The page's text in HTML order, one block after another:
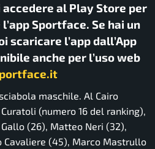
al Play Store per
Sportface. Se hai un
scaricare l’app dall’App
anche per l’uso web
maschile. Al Cairo
(numero 16 del ranking),
(26), Matteo Neri (32),
Cavaliere (45), Marco Mastrullo